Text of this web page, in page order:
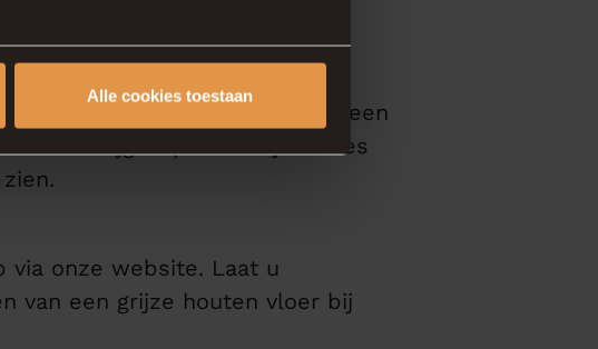
Alle cookies toestaan
graag bij. Maak eenvoudig een
Hier krijgt u persoonlijk advies
via onze website. Laat u
van een grijze houten vloer bij